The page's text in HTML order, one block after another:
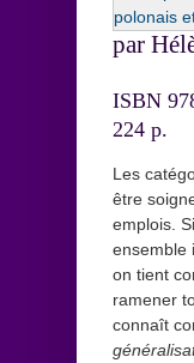
par
ISBN
224 p.
Les
être
emplois.
ensemble
on tient
ramener
connaît